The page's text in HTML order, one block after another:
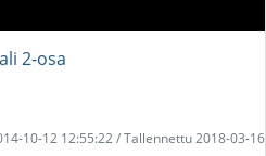
2-osa
10-12 12:55:22 / Tallennettu 2018-03-16